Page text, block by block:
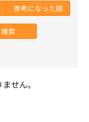
参考になった順
検索
せん。